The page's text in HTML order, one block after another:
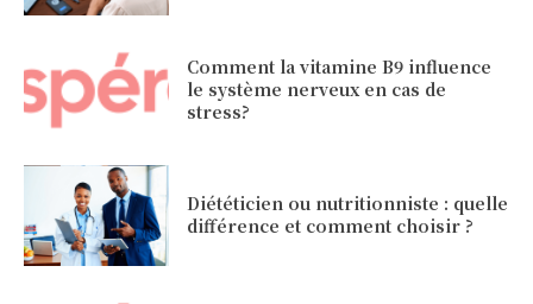
Comment la vitamine B9 influence
le système nerveux en cas de
stress?
Diététicien ou nutritionniste : quelle
différence et comment choisir ?